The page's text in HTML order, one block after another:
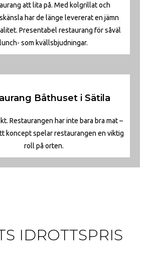
att lita på. Med kolgrillat och
har de länge levererat en jämn
Presentabel restaurang för såväl
lunch- som kvällsbjudningar.
Båthuset i Sätila
Restaurangen har inte bara bra mat –
koncept spelar restaurangen en viktig
roll på orten.
IDROTTSPRIS